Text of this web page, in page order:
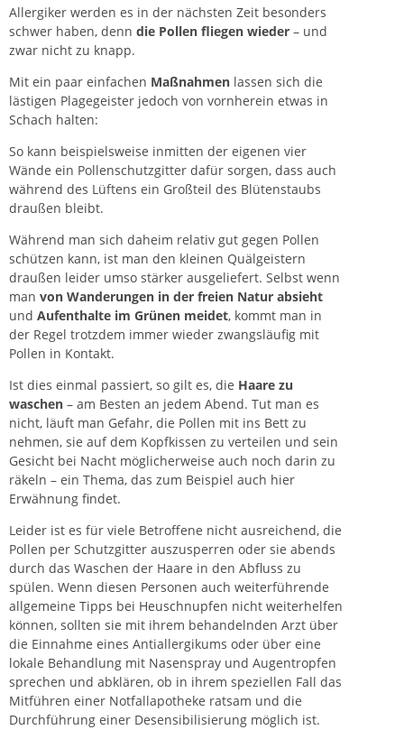
Allergiker werden es in der nächsten Zeit besonders
schwer haben, denn die Pollen fliegen wieder – und
zwar nicht zu knapp.
Mit ein paar einfachen Maßnahmen lassen sich die
lästigen Plagegeister jedoch von vornherein etwas in
Schach halten:
So kann beispielsweise inmitten der eigenen vier
Wände ein Pollenschutzgitter dafür sorgen, dass auch
während des Lüftens ein Großteil des Blütenstaubs
draußen bleibt.
Während man sich daheim relativ gut gegen Pollen
schützen kann, ist man den kleinen Quälgeistern
draußen leider umso stärker ausgeliefert. Selbst wenn
man von Wanderungen in der freien Natur absieht
und Aufenthalte im Grünen meidet, kommt man in
der Regel trotzdem immer wieder zwangsläufig mit
Pollen in Kontakt.
Ist dies einmal passiert, so gilt es, die Haare zu
waschen – am Besten an jedem Abend. Tut man es
nicht, läuft man Gefahr, die Pollen mit ins Bett zu
nehmen, sie auf dem Kopfkissen zu verteilen und sein
Gesicht bei Nacht möglicherweise auch noch darin zu
räkeln – ein Thema, das zum Beispiel auch hier
Erwähnung findet.
Leider ist es für viele Betroffene nicht ausreichend, die
Pollen per Schutzgitter auszusperren oder sie abends
durch das Waschen der Haare in den Abfluss zu
spülen. Wenn diesen Personen auch weiterführende
allgemeine Tipps bei Heuschnupfen nicht weiterhelfen
können, sollten sie mit ihrem behandelnden Arzt über
die Einnahme eines Antiallergikums oder über eine
lokale Behandlung mit Nasenspray und Augentropfen
sprechen und abklären, ob in ihrem speziellen Fall das
Mitführen einer Notfallapotheke ratsam und die
Durchführung einer Desensibilisierung möglich ist.